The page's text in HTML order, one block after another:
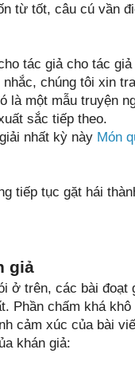
từ tốt, câu cú vần
tác giả cho tác
chúng tôi xin
là một mẫu truyện
sắc tiếp theo.
nhất kỳ này Món
tiếp tục gặt hái
giả
ở trên, các bài đoạt
Phần chấm khá
cảm xúc của bài
khán giả: